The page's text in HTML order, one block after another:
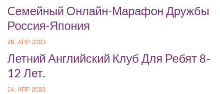
Cемейный Онлайн-Марафон Дружбы
Россия-Япония
28, АПР 2023
Летний Английский Клуб Для Ребят 8-
12 Лет.
24, АПР 2023